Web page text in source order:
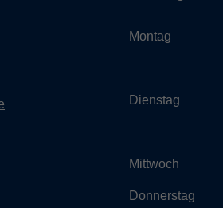
Montag
14:00
Dienstag
14:00
Mittwoch